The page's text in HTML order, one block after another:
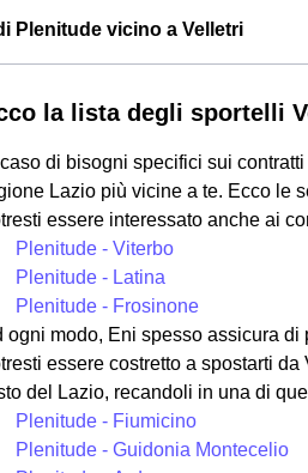
Plenitude vicino a Velletri
la lista degli sportelli
caso di bisogni specifici sui
Lazio più vicine a te. Ecco le
essere interessato anche ai
Plenitude - Viterbo
Plenitude - Latina
Plenitude - Frosinone
ogni modo, Eni spesso assicura
essere costretto a spostarti
del Lazio, recandoli in una di
Plenitude - Fiumicino
Plenitude - Guidonia Montecelio